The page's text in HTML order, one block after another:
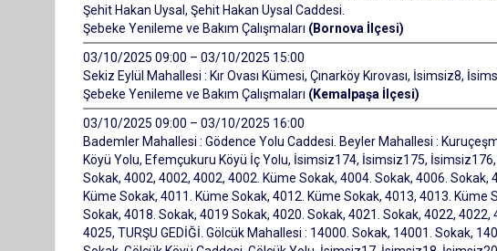
Şehit Hakan Uysal, Şehit Hakan Uysal Caddesi.
Şebeke Yenileme ve Bakım Çalışmaları (Bornova İlçesi)
03/10/2025 09:00 – 03/10/2025 15:00
Sekiz Eylül Mahallesi : Kır Ovası Kümesi, Çınarköy Kırovası, İsimsiz8,
Şebeke Yenileme ve Bakım Çalışmaları (Kemalpaşa İlçesi)
03/10/2025 09:00 – 03/10/2025 16:00
Bademler Mahallesi : Gödence Yolu Caddesi. Beyler Mahallesi :
Köyü Yolu, Efemçukuru Köyü İç Yolu, İsimsiz174, İsimsiz175,
Sokak, 4002, 4002, 4002, 4002. Küme Sokak, 4004. Sokak, 4006. Sokak,
Küme Sokak, 4011. Küme Sokak, 4012. Küme Sokak, 4013, 4013. Küme
Sokak, 4018. Sokak, 4019 Sokak, 4020. Sokak, 4021. Sokak, 4022,
4025, TURŞU GEDİĞİ. Gölcük Mahallesi : 14000. Sokak, 14001. Sokak,